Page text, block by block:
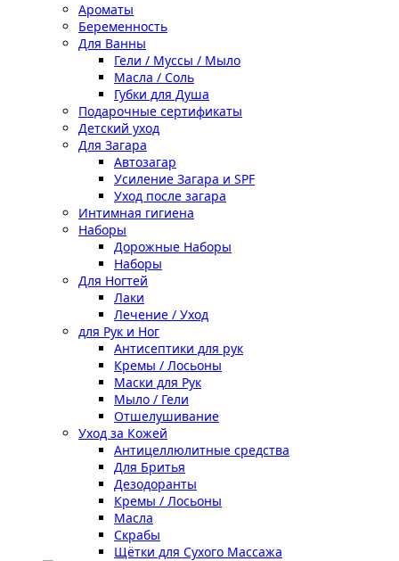
Ароматы
Беременность
Для Ванны
Гели / Муссы / Мыло
Масла / Соль
Губки для Душа
Подарочные сертификаты
Детский уход
Для Загара
Автозагар
Усиление Загара и SPF
Уход после загара
Интимная гигиена
Наборы
Дорожные Наборы
Наборы
Для Ногтей
Лаки
Лечение / Уход
для Рук и Ног
Антисептики для рук
Кремы / Лосьоны
Маски для Рук
Мыло / Гели
Отшелушивание
Уход за Кожей
Антицеллюлитные средства
Для Бритья
Дезодоранты
Кремы / Лосьоны
Масла
Скрабы
Щётки для Сухого Массажа